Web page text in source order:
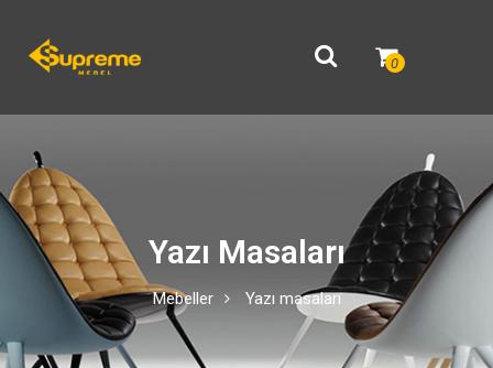
0
Yazı Masaları
Mebeller Yazı masaları